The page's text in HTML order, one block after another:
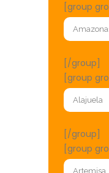
[group
[/group]
[group
[/group]
[group